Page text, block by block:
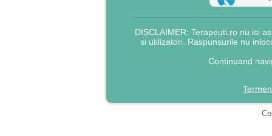
DISCLAIMER: Terapeuti.ro nu isi
si utilizatori. Raspunsurile nu
Continuand